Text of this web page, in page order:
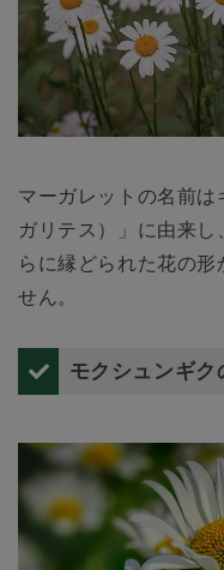
マーガレットの名前
ガリテス）」に由来
らに縁どられた花の
せん。
モクシュンギク